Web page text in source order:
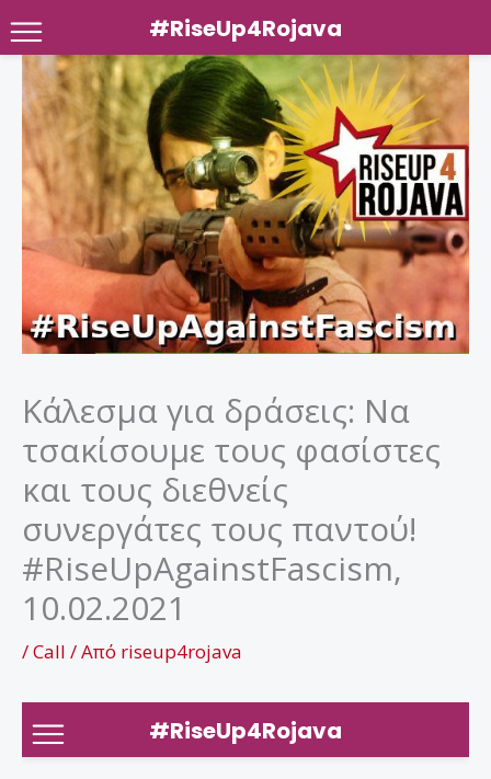
Μετάβαση
στο
περιεχόμενο
Κάλεσμα για δράσεις: Να
τσακίσουμε τους φασίστες
και τους διεθνείς
συνεργάτες τους παντού!
#RiseUpAgainstFascism,
10.02.2021
/Call / Από riseup4rojava
#RiseUp4Rojava